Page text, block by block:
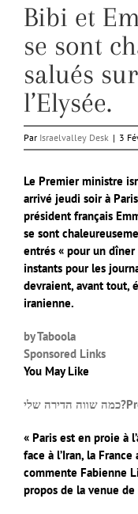
Bibi et
se sont
salués
l’Elysée.
Par Israelvalley Desk | 3
Le Premier ministre
arrivé jeudi soir à
président français
se sont
entrés « pour un
instants pour les
devraient, avant tout,
iranienne.
by Taboola
Sponsored Links
You May Like
כמה שווה הדירה שלי?
« Paris est en proie à
face à l’Iran, la France
commente Fabienne
propos de la venue